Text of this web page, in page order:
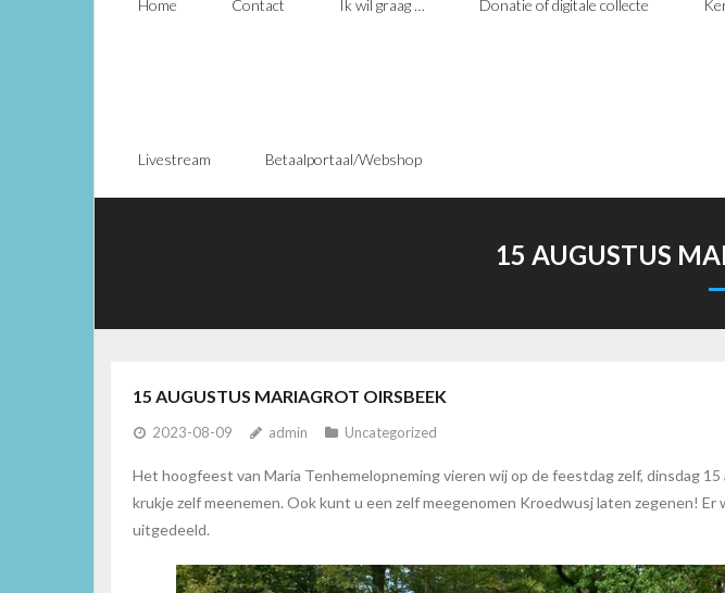
Home Contact Ik wil graag … Donatie of digitale collecte
Livestream Betaalportaal/Webshop
15 AUGUSTUS
15 AUGUSTUS MARIAGROT OIRSBEEK
2023-08-09 admin Uncategorized
Het hoogfeest van Maria Tenhemelopneming vieren wij op de feestdag zelf, dinsdag
krukje zelf meenemen. Ook kunt u een zelf meegenomen Kroedwusj laten zegenen!
uitgedeeld.